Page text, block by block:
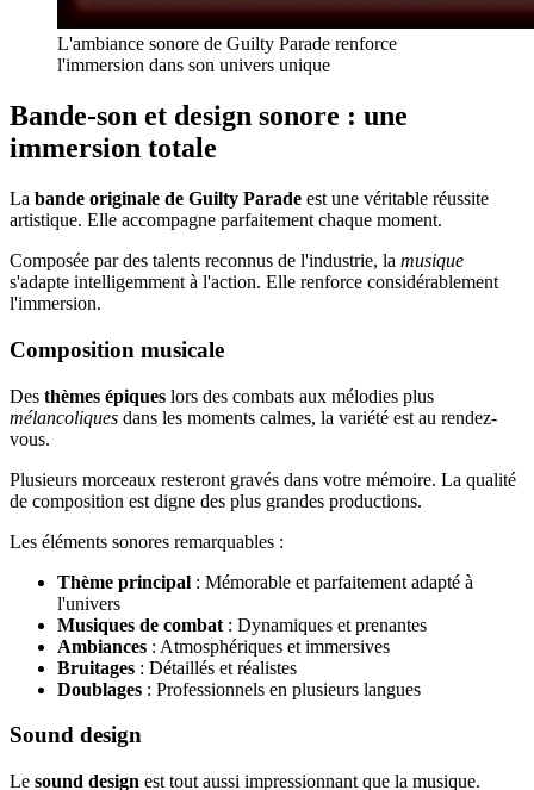
L'ambiance sonore de Guilty Parade renforce
l'immersion dans son univers unique
Bande-son et design sonore : une
immersion totale
La bande originale de Guilty Parade est une véritable réussite
artistique. Elle accompagne parfaitement chaque moment.
Composée par des talents reconnus de l'industrie, la musique
s'adapte intelligemment à l'action. Elle renforce considérablement
l'immersion.
Composition musicale
Des thèmes épiques lors des combats aux mélodies plus
mélancoliques dans les moments calmes, la variété est au rendez-
vous.
Plusieurs morceaux resteront gravés dans votre mémoire. La qualité
de composition est digne des plus grandes productions.
Les éléments sonores remarquables :
Thème principal : Mémorable et parfaitement adapté à
l'univers
Musiques de combat : Dynamiques et prenantes
Ambiances : Atmosphériques et immersives
Bruitages : Détaillés et réalistes
Doublages : Professionnels en plusieurs langues
Sound design
Le sound design est tout aussi impressionnant que la musique.